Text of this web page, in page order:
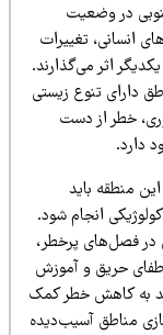
وضعیت
تغییرات
اثر می‌گذارند.
تنوع زیستی
از دست
باید
انجام شود.
پرخطر،
و آموزش
کاهش خطر کمک
آسیب‌دیده